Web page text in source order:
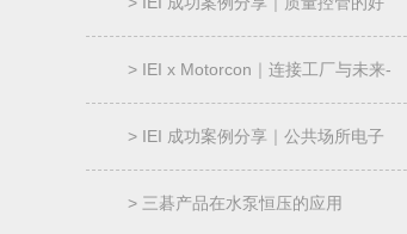
帮手-AOI 机械控制器
> IEI x Motorcon｜连接工厂与未来-
智能制造解决方案
> IEI 成功案例分享｜公共场所电子
信息广告牌｜NANO-ULT5
> 三碁产品在水泵恒压的应用